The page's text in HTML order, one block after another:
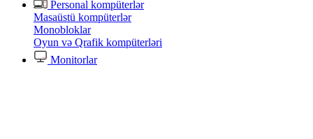
Personal kompüterlər
Masaüstü kompüterlər
Monobloklar
Oyun və Qrafik kompüterləri
Monitorlar